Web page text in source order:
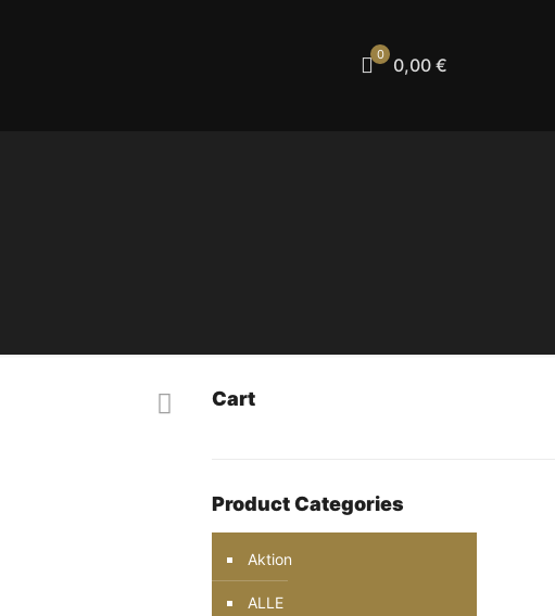
0 0,00 €
Cart
Product Categories
Aktion
ALLE